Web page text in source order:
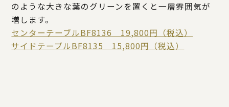
のような大きな葉のグリーンを置くと一層雰囲気が
増します。
センターテーブルBF8136 19,800円（税込）
サイドテーブルBF8135 15,800円（税込）